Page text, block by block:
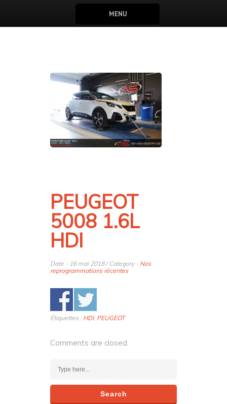
MENU
PEUGEOT
5008 1.6L
HDI
Date - 16 mai 2018 / Category - Nos
reprogrammations récentes
Étiquettes : HDI, PEUGEOT
Comments are closed.